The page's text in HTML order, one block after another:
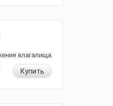
влагалища
Купить